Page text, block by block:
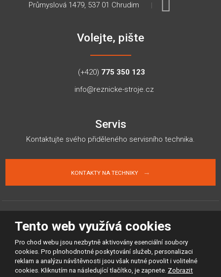
Průmyslová 1479, 537 01 Chrudim
Volejte, pište
(+420) 775 350 123
info@reznicke-stroje.cz
Servis
Kontaktujte svého přiděleného servisního technika.
KONTAKTY NA TECHNIKY
Mapa stránek Podmínky použití Ochrana osobních údajů Volná pracovní místa
© 2026, Řeznické-stroje.cz spol. s r.o. - všechna práva vyhrazena
VytvořilaeBRÁNA s.r.o.
Tento web je chráněn pomocí Google ReCAPTCHA a platí pro něj
Tento web využívá cookies
Pro chod webu jsou nezbytně aktivovány esenciální soubory
cookies. Pro plnohodnotné poskytování služeb, personalizaci
reklam a analýzu návštěvnosti jsou však nutné povolit i volitelné
cookies. Kliknutím na následující tlačítko, je zapnete. Zobrazit